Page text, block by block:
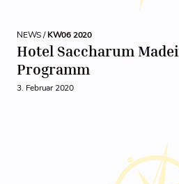
NEWS /KW06 2020
Hotel Saccharum
Programm
3. Februar 2020